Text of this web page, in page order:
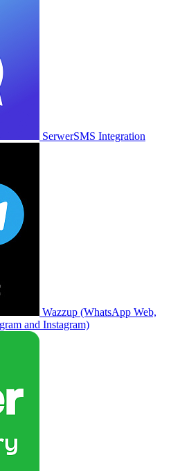
SerwerSMS Integration
Wazzup (WhatsApp Web,
and Instagram)